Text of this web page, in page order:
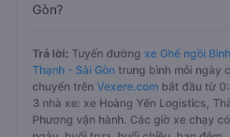
Gòn?
Trả lời: Tuyến đường xe Ghế ngồi
Thạnh - Sài Gòn trung bình mỗi ngày
chuyến trên Vexere.com bắt đầu từ
3 nhà xe: xe Hoàng Yến Logistics,
Phương vận hành. Các giờ xe chạy